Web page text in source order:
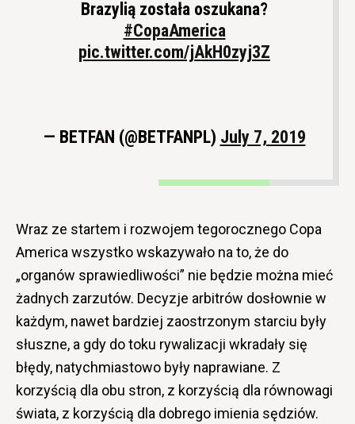
Brazylią została oszukana?
#CopaAmerica
pic.twitter.com/jAkH0zyj3Z
— BETFAN (@BETFANPL) July 7, 2019
Wraz ze startem i rozwojem tegorocznego Copa
America wszystko wskazywało na to, że do
„organów sprawiedliwości” nie będzie można mieć
żadnych zarzutów. Decyzje arbitrów dosłownie w
każdym, nawet bardziej zaostrzonym starciu były
słuszne, a gdy do toku rywalizacji wkradały się
błędy, natychmiastowo były naprawiane. Z
korzyścią dla obu stron, z korzyścią dla równowagi
świata, z korzyścią dla dobrego imienia sędziów.